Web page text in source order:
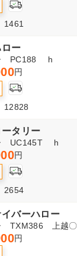
ー
PC188 h
円
タリー
UC145T h
円
2654
バーハロー
TXM386 上越
円